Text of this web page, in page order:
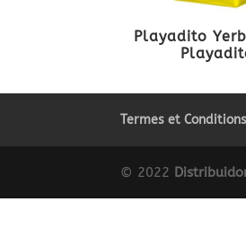
Playadito
Termes et Conditions
© 2022